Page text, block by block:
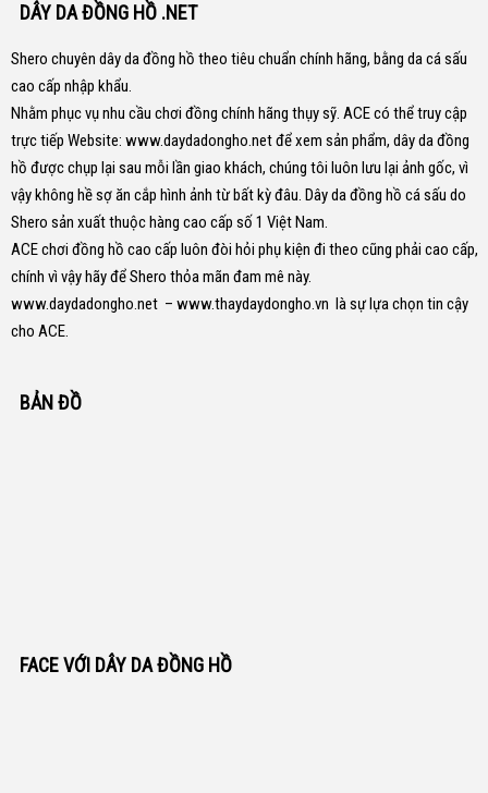
DÂY DA ĐỒNG HỒ .NET
Shero chuyên dây da đồng hồ theo tiêu chuẩn chính hãng, bằng da cá sấu
cao cấp nhập khẩu.
Nhằm phục vụ nhu cầu chơi đồng chính hãng thụy sỹ. ACE có thể truy cập
trực tiếp Website: www.daydadongho.netđể xem sản phẩm, dây da đồng
hồ được chụp lại sau mỗi lần giao khách, chúng tôi luôn lưu lại ảnh gốc, vì
vậy không hề sợ ăn cắp hình ảnh từ bất kỳ đâu. Dây da đồng hồ cá sấu do
Shero sản xuất thuộc hàng cao cấp số 1 Việt Nam.
ACE chơi đồng hồ cao cấp luôn đòi hỏi phụ kiện đi theo cũng phải cao cấp,
chính vì vậy hãy để Shero thỏa mãn đam mê này.
www.daydadongho.net – www.thaydaydongho.vn là sự lựa chọn tin cậy
cho ACE.
BẢN ĐỒ
FACE VỚI DÂY DA ĐỒNG HỒ